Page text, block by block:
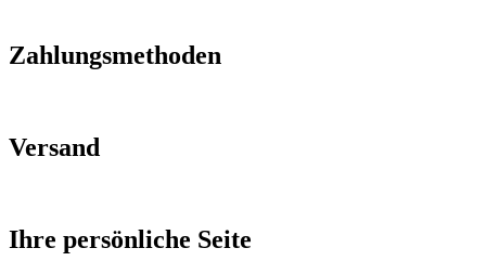
Zahlungsmethoden
Versand
Ihre persönliche Seite